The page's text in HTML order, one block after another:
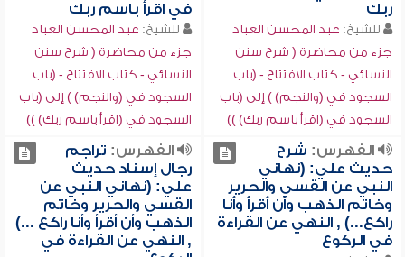
ربك
للشيخ: عبد المحسن العباد
جزء من محاضرة ( شرح سنن
النسائي - كتاب الافتتاح - (باب
السجود في (والنجم) ) إلى (باب
السجود في (اقرأ باسم ربك) ))
في اقرأ باسم ربك
للشيخ: عبد المحسن العباد
جزء من محاضرة ( شرح سنن
النسائي - كتاب الافتتاح - (باب
السجود في (والنجم) ) إلى (باب
السجود في (اقرأ باسم ربك) ))
الفهرس: شرح
حديث علي: (نهاني
النبي عن القسي والحرير
وخاتم الذهب وأن أقرأ وأنا
راكع...) , النهي عن القراءة
في الركوع
الفهرس: تراجم
رجال إسناد حديث
علي: (نهاني النبي عن
القسي والحرير وخاتم
الذهب وأن أقرأ وأنا راكع ...)
, النهي عن القراءة في